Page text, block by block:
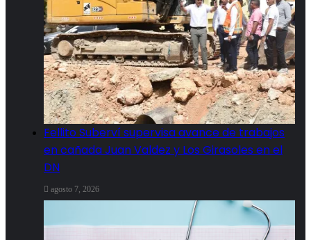
Fellito Suberví supervisa avance de trabajos
en cañada Juan Valdez y Los Girasoles en el
DN
agosto 7, 2026